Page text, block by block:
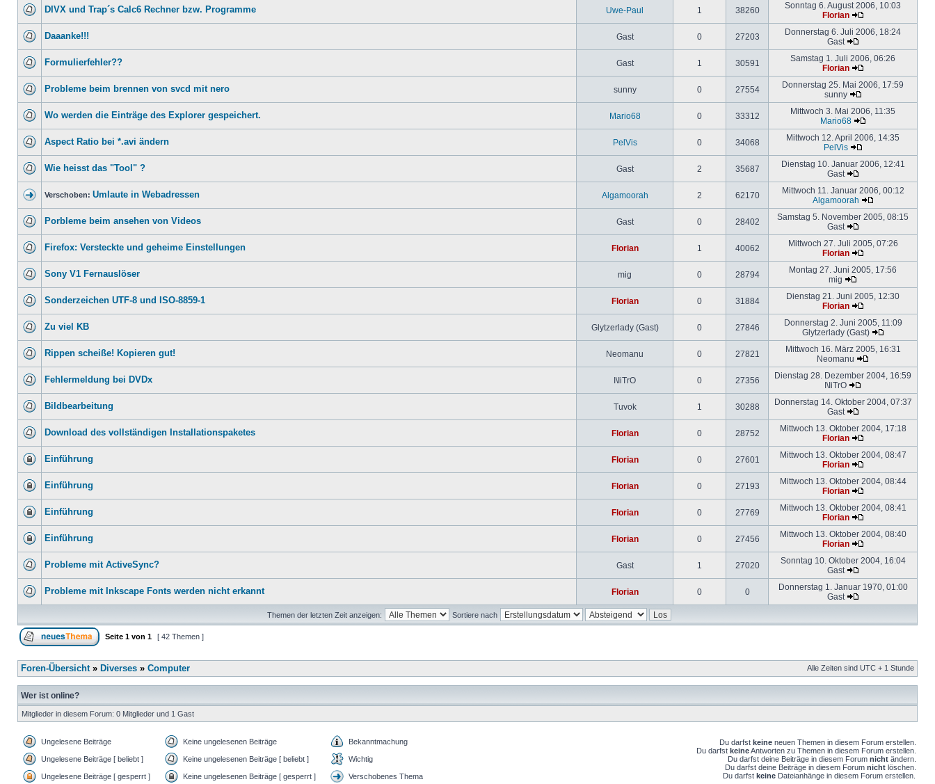
DIVX und Trap´s Calc6 Rechner bzw. Programme Uwe-Paul 1 38260
Sonntag 6. August 2006, 10:03
Florian
Daaanke!!! Gast 0 27203
Donnerstag 6. Juli 2006, 18:24
Gast
Formulierfehler?? Gast 1 30591
Samstag 1. Juli 2006, 06:26
Florian
Probleme beim brennen von svcd mit nero sunny 0 27554
Donnerstag 25. Mai 2006, 17:59
sunny
Wo werden die Einträge des Explorer gespeichert. Mario68 0 33312
Mittwoch 3. Mai 2006, 11:35
Mario68
Aspect Ratio bei *.avi ändern PelVis 0 34068
Mittwoch 12. April 2006, 14:35
PelVis
Wie heisst das "Tool" ? Gast 2 35687
Dienstag 10. Januar 2006, 12:41
Gast
Verschoben: Umlaute in Webadressen Algamoorah 2 62170
Mittwoch 11. Januar 2006, 00:12
Algamoorah
Porbleme beim ansehen von Videos Gast 0 28402
Samstag 5. November 2005, 08:15
Gast
Firefox: Versteckte und geheime Einstellungen Florian 1 40062
Mittwoch 27. Juli 2005, 07:26
Florian
Sony V1 Fernauslöser mig 0 28794
Montag 27. Juni 2005, 17:56
mig
Sonderzeichen UTF-8 und ISO-8859-1 Florian 0 31884
Dienstag 21. Juni 2005, 12:30
Florian
Zu viel KB Glytzerlady (Gast) 0 27846
Donnerstag 2. Juni 2005, 11:09
Glytzerlady (Gast)
Rippen scheiße! Kopieren gut! Neomanu 0 27821
Mittwoch 16. März 2005, 16:31
Neomanu
Fehlermeldung bei DVDx I\IiTrO 0 27356
Dienstag 28. Dezember 2004, 16:59
I\IiTrO
Bildbearbeitung Tuvok 1 30288
Donnerstag 14. Oktober 2004, 07:37
Gast
Download des vollständigen Installationspaketes Florian 0 28752
Mittwoch 13. Oktober 2004, 17:18
Florian
Einführung Florian 0 27601
Mittwoch 13. Oktober 2004, 08:47
Florian
Einführung Florian 0 27193
Mittwoch 13. Oktober 2004, 08:44
Florian
Einführung Florian 0 27769
Mittwoch 13. Oktober 2004, 08:41
Florian
Einführung Florian 0 27456
Mittwoch 13. Oktober 2004, 08:40
Florian
Probleme mit ActiveSync? Gast 1 27020
Sonntag 10. Oktober 2004, 16:04
Gast
Probleme mit Inkscape Fonts werden nicht erkannt Florian 0 0
Donnerstag 1. Januar 1970, 01:00
Gast
Themen der letzten Zeit anzeigen: Sortiere nach
Seite 1 von 1 [ 42 Themen ]
Foren-Übersicht» Diverses » Computer Alle Zeiten sind UTC + 1 Stunde
Wer ist online?
Mitglieder in diesem Forum: 0 Mitglieder und 1 Gast
Ungelesene Beiträge Keine ungelesenen Beiträge Bekanntmachung
Ungelesene Beiträge [ beliebt ] Keine ungelesenen Beiträge [ beliebt ] Wichtig
Ungelesene Beiträge [ gesperrt ] Keine ungelesenen Beiträge [ gesperrt ] Verschobenes Thema
Du darfst keine neuen Themen in diesem Forum erstellen.
Du darfst keineAntworten zu Themen in diesem Forum erstellen.
Du darfst deine Beiträge in diesem Forum nicht ändern.
Du darfst deine Beiträge in diesem Forum nicht löschen.
Du darfst keine Dateianhänge in diesem Forum erstellen.